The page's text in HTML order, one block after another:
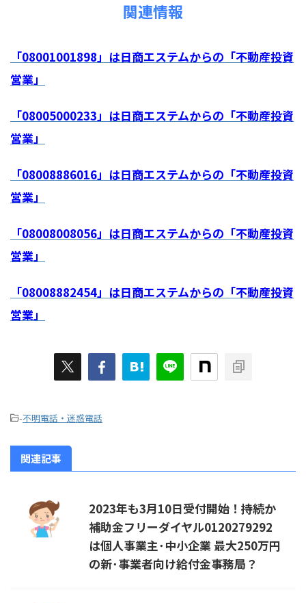
関連情報
「08001001898」は日商エステムからの「不動産投資
営業」
「08005000233」は日商エステムからの「不動産投資
営業」
「08008886016」は日商エステムからの「不動産投資
営業」
「08008008056」は日商エステムからの「不動産投資
営業」
「08008882454」は日商エステムからの「不動産投資
営業」
-不明電話・迷惑電話
関連記事
2023年も3月10日受付開始！持続か
補助金フリーダイヤル0120279292
は個人事業主･中小企業 最大250万円
の新･事業者向け給付金事務局？